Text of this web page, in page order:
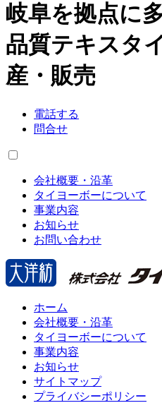
岐阜を拠点に
品質テキスタ
産・販売
電話する
問合せ
会社概要・沿革
タイヨーボーについて
事業内容
お知らせ
お問い合わせ
ホーム
会社概要・沿革
タイヨーボーについて
事業内容
お知らせ
サイトマップ
プライバシーポリシー